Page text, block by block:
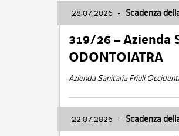
28.07.2026 - Scadenza
319/26 – Azienda
ODONTOIATRA
Azienda Sanitaria Friuli
22.07.2026 - Scadenza